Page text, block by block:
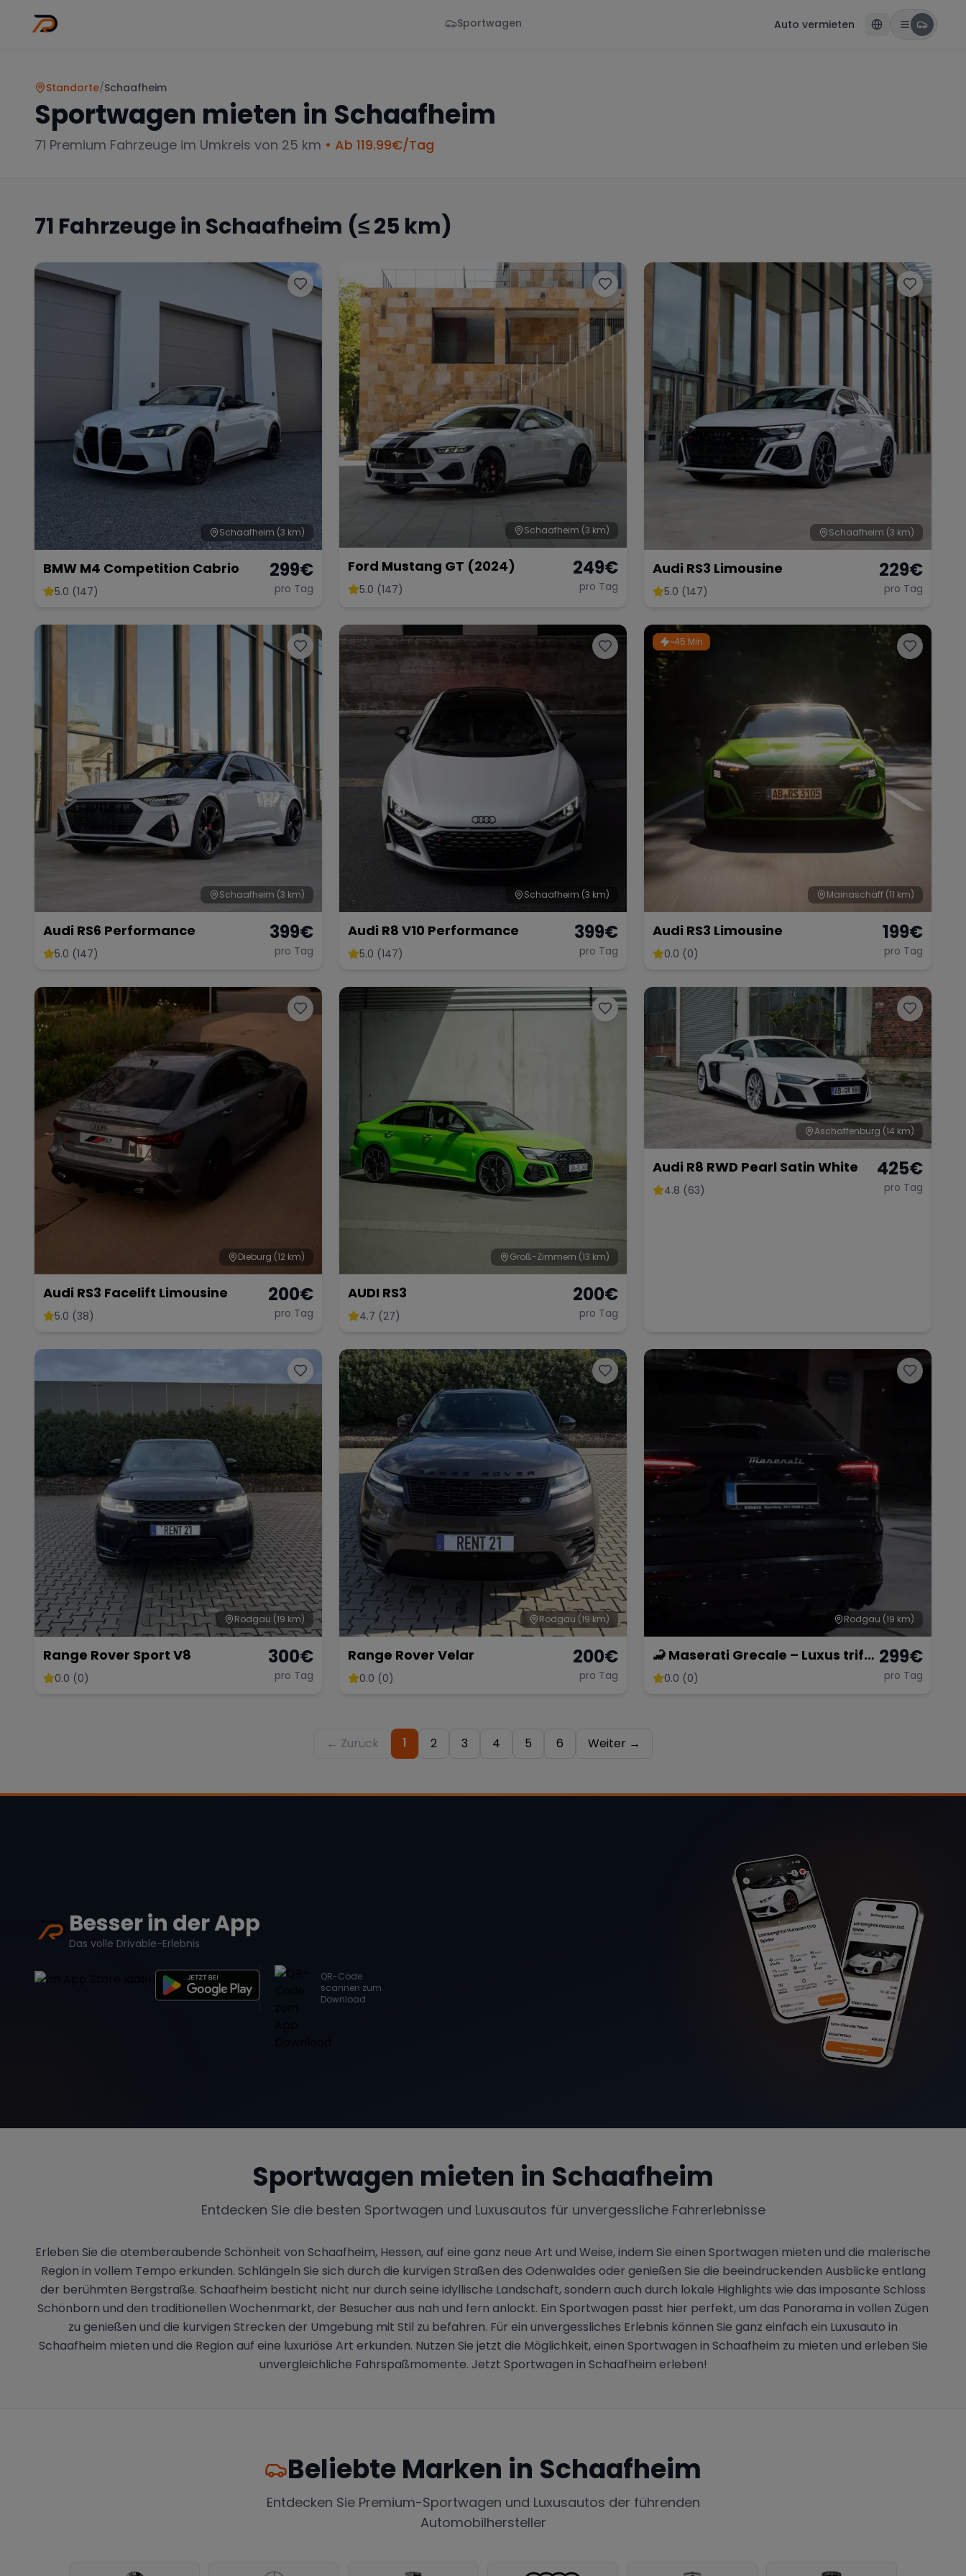
Sportwagen Auto vermieten
Standorte/Schaafheim
Sportwagen mieten in Schaafheim
71 Premium Fahrzeuge im Umkreis von 25 km • Ab 119.99€/Tag
71 Fahrzeuge in Schaafheim (≤ 25 km)
Schaafheim (3 km)
BMW M4 Competition Cabrio
5.0 (147)
299€
pro Tag
Schaafheim (3 km)
Ford Mustang GT (2024)
5.0 (147)
249€
pro Tag
Schaafheim (3 km)
Audi RS3 Limousine
5.0 (147)
229€
pro Tag
Schaafheim (3 km)
Audi RS6 Performance
5.0 (147)
399€
pro Tag
Schaafheim (3 km)
Audi R8 V10 Performance
5.0 (147)
399€
pro Tag
~45 Min
Mainaschaff (11 km)
Audi RS3 Limousine
0.0 (0)
199€
pro Tag
Dieburg (12 km)
Audi RS3 Facelift Limousine
5.0 (38)
200€
pro Tag
Groß-Zimmern (13 km)
AUDI RS3
4.7 (27)
200€
pro Tag
Aschaffenburg (14 km)
Audi R8 RWD Pearl Satin White
4.8 (63)
425€
pro Tag
Rodgau (19 km)
Range Rover Sport V8
0.0 (0)
300€
pro Tag
Rodgau (19 km)
Range Rover Velar
0.0 (0)
200€
pro Tag
Rodgau (19 km)
🦂 Maserati Grecale – Luxus trifft
Performance 🔥
0.0 (0)
299€
pro Tag
← Zurück 1 2 3 4 5 6 Weiter →
Besser in der App
Das volle Drivable-Erlebnis
QR-Code
scannen zum
Download
Sportwagen mieten in Schaafheim
Entdecken Sie die besten Sportwagen und Luxusautos für unvergessliche Fahrerlebnisse
Erleben Sie die atemberaubende Schönheit von Schaafheim, Hessen, auf eine ganz neue Art und Weise, indem Sie einen Sportwagen mieten und die malerische
Region in vollem Tempo erkunden. Schlängeln Sie sich durch die kurvigen Straßen des Odenwaldes oder genießen Sie die beeindruckenden Ausblicke entlang
der berühmten Bergstraße. Schaafheim besticht nicht nur durch seine idyllische Landschaft, sondern auch durch lokale Highlights wie das imposante Schloss
Schönborn und den traditionellen Wochenmarkt, der Besucher aus nah und fern anlockt. Ein Sportwagen passt hier perfekt, um das Panorama in vollen Zügen
zu genießen und die kurvigen Strecken der Umgebung mit Stil zu befahren. Für ein unvergessliches Erlebnis können Sie ganz einfach ein Luxusauto in
Schaafheim mieten und die Region auf eine luxuriöse Art erkunden. Nutzen Sie jetzt die Möglichkeit, einen Sportwagen in Schaafheim zu mieten und erleben Sie
unvergleichliche Fahrspaßmomente. Jetzt Sportwagen in Schaafheim erleben!
Beliebte Marken in Schaafheim
Entdecken Sie Premium-Sportwagen und Luxusautos der führenden
Automobilhersteller